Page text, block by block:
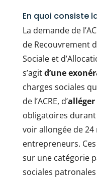
En quoi consiste
La demande de
de Recouvrement
Sociale et
s’agitd’une
charges sociales
de l’ACRE, d’alléger
obligatoires
voir allongée de
entrepreneurs.
sur une catégorie
sociales